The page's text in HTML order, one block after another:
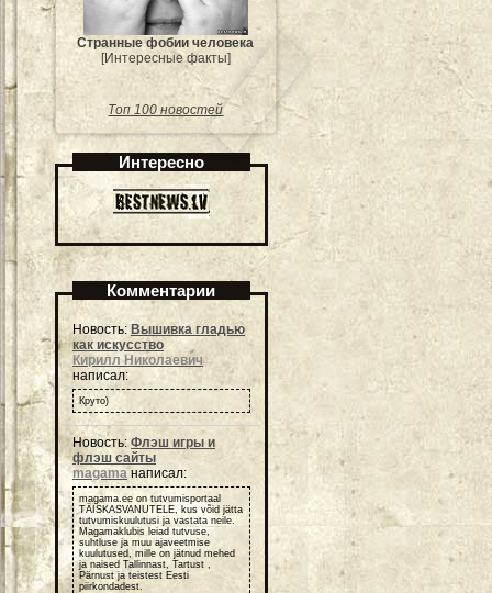
Странные фобии человека
[Интересные факты]
Топ 100 новостей
Интересно
Комментарии
Новость: Вышивка гладью
как искусство
Кирилл Николаевич
написал:
Круто)
Новость: Флэш игры и
флэш сайты
magamaнаписал:
magama.ee on tutvumisportaal
TÄISKASVANUTELE, kus võid jätta
tutvumiskuulutusi ja vastata neile.
Magamaklubis leiad tutvuse,
suhtluse ja muu ajaveetmise
kuulutused, mille on jätnud mehed
ja naised Tallinnast, Tartust ,
Pärnust ja teistest Eesti
piirkondadest.